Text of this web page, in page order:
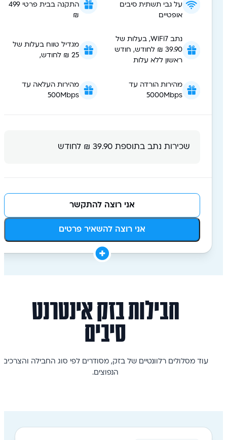
על גבי תשתית סיבים
אופטיים
התקנה בבית פרטי 499
₪
נתב WiFi7, בעלות של
39.90 ₪ לחודש, חודש
ראשון ללא עלות
מגדיל טווח בעלות של
25 ₪ לחודש,
מהירות הורדה עד
5000Mbps
מהירות העלאה עד
500Mbps
שכירות נתב בתוספת 39.90 ₪ לחודש
אני רוצה להשאיר פרטים
אני רוצה להתקשר
חבילותבזקאינטרנט
סיבים
עוד מסלולים רלוונטיים של בזק, מסודרים לפי סוג החבילה והצרכים
הנפוצים.